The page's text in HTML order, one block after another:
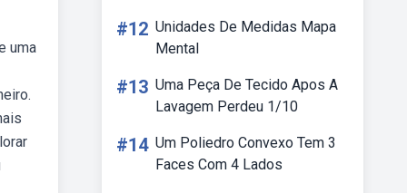
uma
#12 Unidades De Medidas Mapa
Mental
#13 Uma Peça De Tecido Apos A
Lavagem Perdeu 1/10
#14 Um Poliedro Convexo Tem 3
Faces Com 4 Lados